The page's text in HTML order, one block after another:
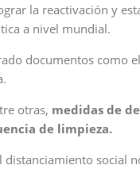
la reactivación y
a nivel mundial.
documentos como
otras, medidas de
de limpieza.
distanciamiento social